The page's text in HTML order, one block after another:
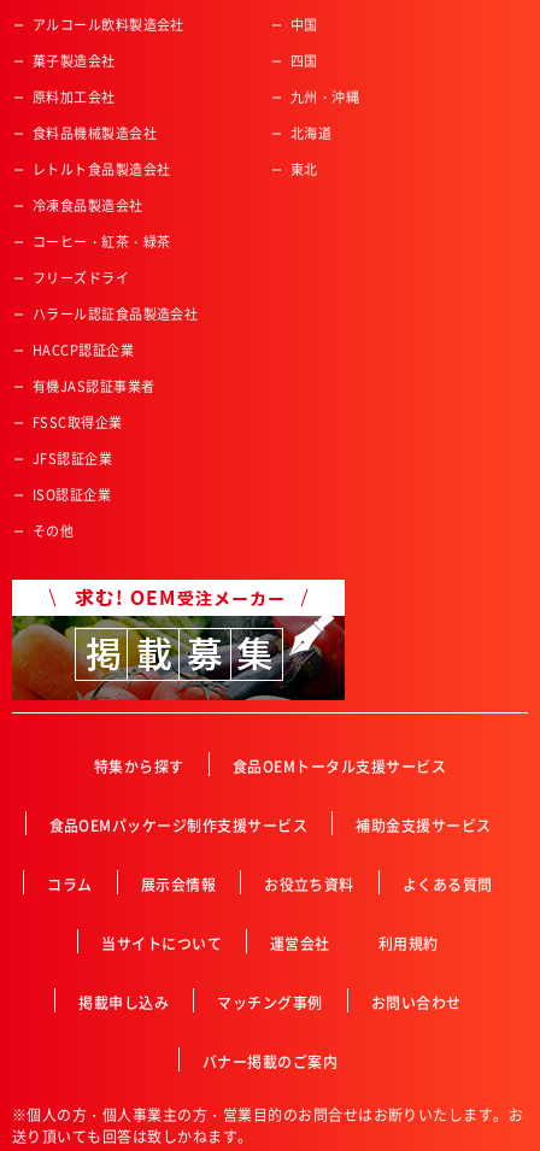
アルコール飲料製造会社
菓子製造会社
原料加工会社
食料品機械製造会社
レトルト食品製造会社
冷凍食品製造会社
コーヒー・紅茶・緑茶
フリーズドライ
ハラール認証食品製造会社
HACCP認証企業
有機JAS認証事業者
FSSC取得企業
JFS認証企業
ISO認証企業
その他
中国
四国
九州・沖縄
北海道
東北
特集から探す 食品OEMトータル支援サービス
食品OEMパッケージ制作支援サービス 補助金支援サービス
コラム 展示会情報 お役立ち資料 よくある質問
当サイトについて 運営会社 利用規約
掲載申し込み マッチング事例 お問い合わせ
バナー掲載のご案内
※個人の方・個人事業主の方・営業目的のお問合せはお断りいたします。お
送り頂いても回答は致しかねます。